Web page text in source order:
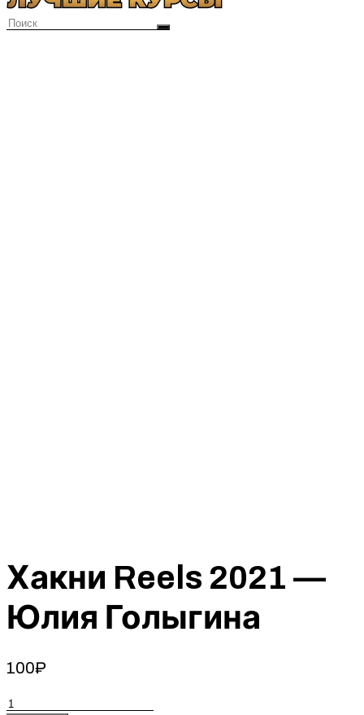
Хакни Reels 2021 —
Юлия Голыгина
100₽
Количество